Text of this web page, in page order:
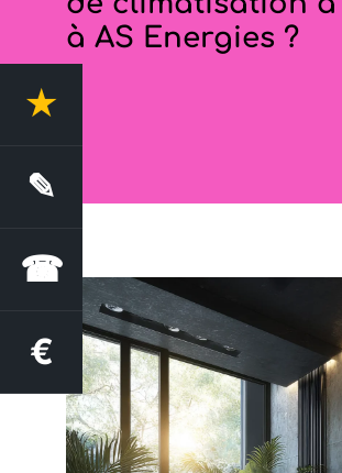
à AS Energies ?
★
✎
☎
€
Estimation des aides